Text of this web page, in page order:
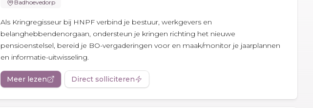
Badhoevedorp
Als Kringregisseur bij HNPF verbind je bestuur, werkgevers en
belanghebbendenorgaan, ondersteun je kringen richting het nieuwe
pensioenstelsel, bereid je BO-vergaderingen voor en maak/monitor je jaarplannen
en informatie-uitwisseling.
Meer lezen Direct solliciteren